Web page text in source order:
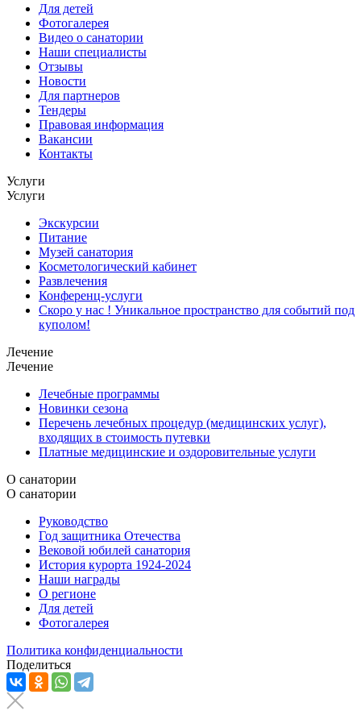
Для детей
Фотогалерея
Видео о санатории
Наши специалисты
Отзывы
Новости
Для партнеров
Тендеры
Правовая информация
Вакансии
Контакты
Услуги
Услуги
Экскурсии
Питание
Музей санатория
Косметологический кабинет
Развлечения
Конференц-услуги
Скоро у нас ! Уникальное пространство для событий под
куполом!
Лечение
Лечение
Лечебные программы
Новинки сезона
Перечень лечебных процедур (медицинских услуг),
входящих в стоимость путевки
Платные медицинские и оздоровительные услуги
О санатории
О санатории
Руководство
Год защитника Отечества
Вековой юбилей санатория
История курорта 1924-2024
Наши награды
О регионе
Для детей
Фотогалерея
Политика конфиденциальности
Поделиться